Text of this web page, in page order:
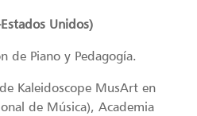
Unidos)
de Piano y Pedagogía.
Kaleidoscope MusArt en
de Música), Academia